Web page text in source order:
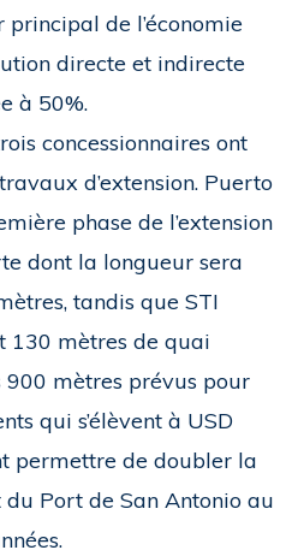
de l’économie
directe et indirecte
à 50%.
concessionnaires ont
d’extension. Puerto
phase de l’extension
dont la longueur sera
tandis que STI
130 mètres de quai
mètres prévus pour
qui s’élèvent à USD
permettre de doubler la
Port de San Antonio au